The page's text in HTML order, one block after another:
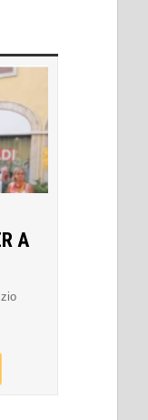
A